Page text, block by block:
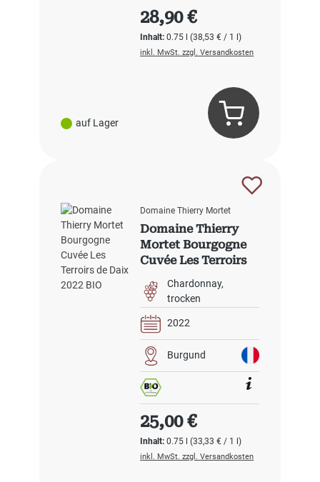
auf Lager
Inhalt:0.75 l(38,53 € / 1 l)
Regulärer Preis:
28,90 €
inkl. MwSt. zzgl. Versandkosten
Domaine Thierry Mortet
Domaine Thierry
Mortet Bourgogne
Cuvée Les Terroirs
Chardonnay
trocken
2022
Burgund
Inhalt:0.75 l(33,33 € / 1 l)
Regulärer Preis:
25,00 €
inkl. MwSt. zzgl. Versandkosten